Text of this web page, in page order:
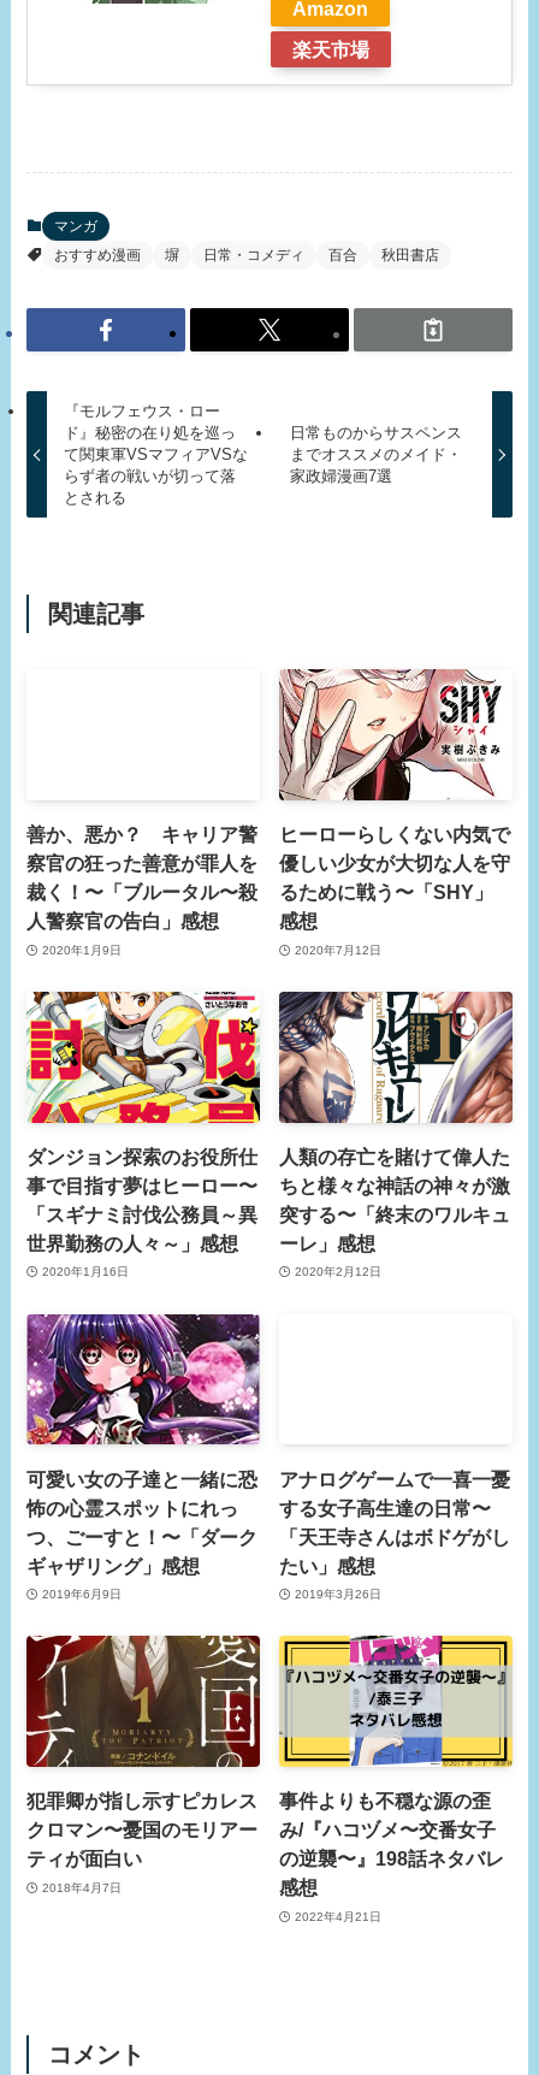
Amazon
楽天市場
マンガ
おすすめ漫画
塀 日常・コメディ 百合 秋田書店
『モルフェウス・ロー
ド』秘密の在り処を巡っ
て関東軍VSマフィアVSな
らず者の戦いが切って落
とされる
日常ものからサスペンス
までオススメのメイド・
家政婦漫画7選
関連記事
善か、悪か？ キャリア警
察官の狂った善意が罪人を
裁く！〜「ブルータル〜殺
人警察官の告白」感想
2020年1月9日
ヒーローらしくない内気で
優しい少女が大切な人を守
るために戦う〜「SHY」
感想
2020年7月12日
ダンジョン探索のお役所仕
事で目指す夢はヒーロー〜
「スギナミ討伐公務員～異
世界勤務の人々～」感想
2020年1月16日
人類の存亡を賭けて偉人た
ちと様々な神話の神々が激
突する〜「終末のワルキュ
ーレ」感想
2020年2月12日
可愛い女の子達と一緒に恐
怖の心霊スポットにれっ
つ、ごーすと！〜「ダーク
ギャザリング」感想
2019年6月9日
アナログゲームで一喜一憂
する女子高生達の日常〜
「天王寺さんはボドゲがし
たい」感想
2019年3月26日
犯罪卿が指し示すピカレス
クロマン〜憂国のモリアー
ティが面白い
2018年4月7日
事件よりも不穏な源の歪
み/『ハコヅメ〜交番女子
の逆襲〜』198話ネタバレ
感想
2022年4月21日
コメント